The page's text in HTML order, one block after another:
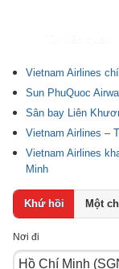
Vietnam Airlines
Sun PhuQuoc
Sân bay Liên
Vietnam Airlines –
Vietnam Airlines
Minh
Khứ hồi Một
Nơi đi